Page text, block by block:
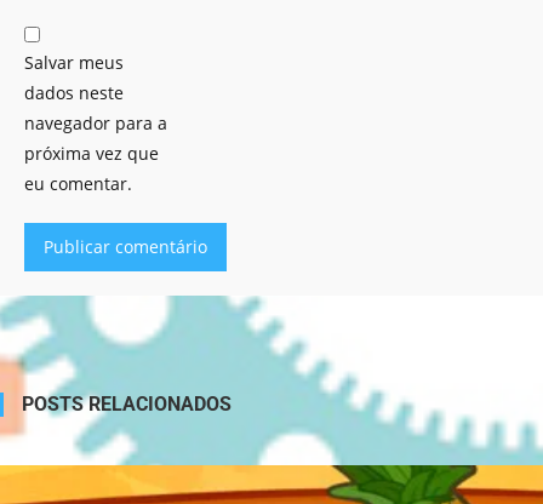
Salvar meus
dados neste
navegador para a
próxima vez que
eu comentar.
POSTS RELACIONADOS